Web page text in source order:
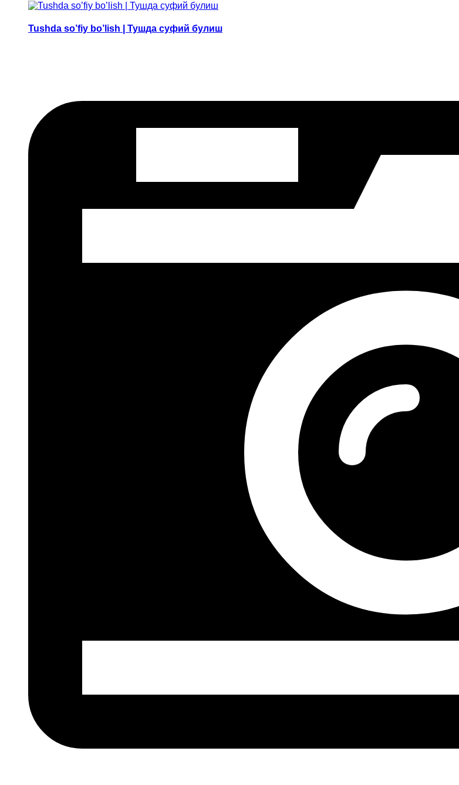
Tushda so’fiy bo’lish | Тушда суфий булиш